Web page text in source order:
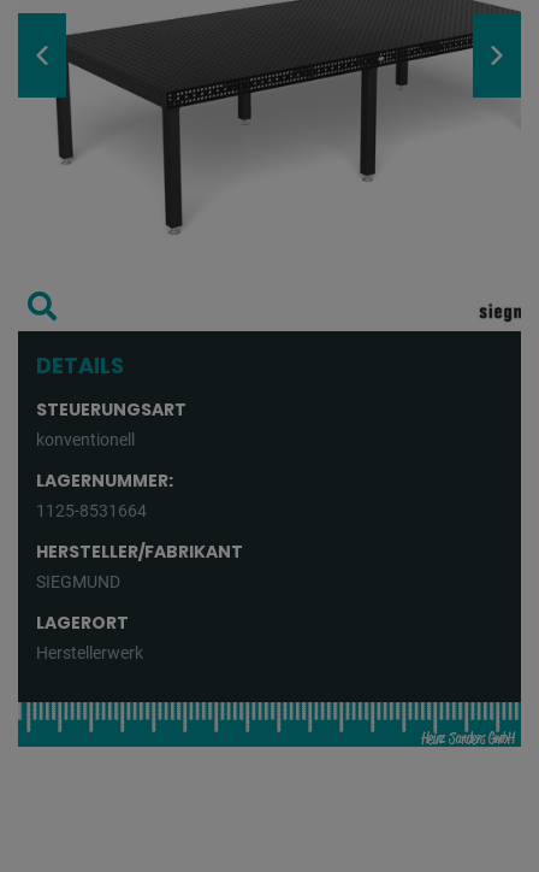
DETAILS
STEUERUNGSART
konventionell
LAGERNUMMER:
1125-8531664
HERSTELLER/FABRIKANT
SIEGMUND
LAGERORT
Herstellerwerk